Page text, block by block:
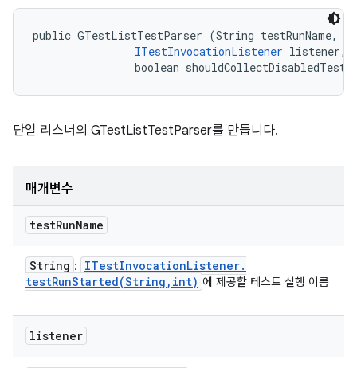
public GTestListTestParser (String testRunName,
ITestInvocationListener listener,
                boolean shouldCollectDisabledTest)
단일 리스너의 GTestListTestParser를 만듭니다.
매개변수
testRunName
String : ITestInvocationListener.
testRunStarted(String , int) 에 제공할 테스트 실행 이름
listener